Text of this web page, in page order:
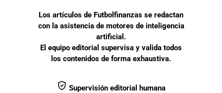
Los artículos de Futbolfinanzas se redactan
con la asistencia de motores de inteligencia
artificial.
El equipo editorial supervisa y valida todos
los contenidos de forma exhaustiva.
Supervisión editorial humana